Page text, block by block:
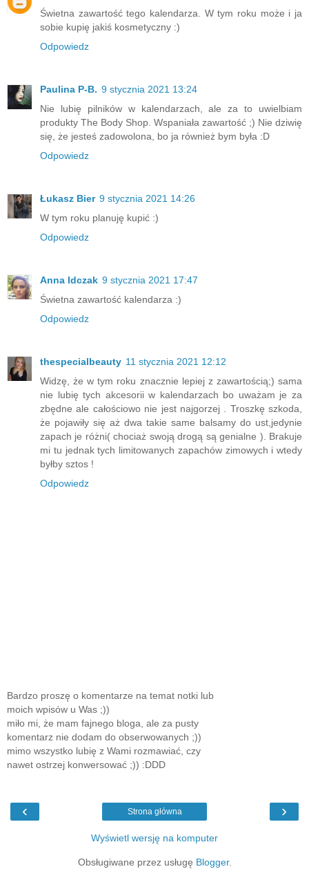
Świetna zawartość tego kalendarza. W tym roku może i ja
sobie kupię jakiś kosmetyczny :)
Odpowiedz
Paulina P-B. 9 stycznia 2021 13:24
Nie lubię pilników w kalendarzach, ale za to uwielbiam
produkty The Body Shop. Wspaniała zawartość ;) Nie dziwię
się, że jesteś zadowolona, bo ja również bym była :D
Odpowiedz
Łukasz Bier 9 stycznia 2021 14:26
W tym roku planuję kupić :)
Odpowiedz
Anna Idczak 9 stycznia 2021 17:47
Świetna zawartość kalendarza :)
Odpowiedz
thespecialbeauty 11 stycznia 2021 12:12
Widzę, że w tym roku znacznie lepiej z zawartością;) sama
nie lubię tych akcesorii w kalendarzach bo uważam je za
zbędne ale całościowo nie jest najgorzej . Troszkę szkoda,
że pojawiły się aż dwa takie same balsamy do ust,jedynie
zapach je różni( chociaż swoją drogą są genialne ). Brakuje
mi tu jednak tych limitowanych zapachów zimowych i wtedy
byłby sztos !
Odpowiedz
Bardzo proszę o komentarze na temat notki lub
moich wpisów u Was ;))
miło mi, że mam fajnego bloga, ale za pusty
komentarz nie dodam do obserwowanych ;))
mimo wszystko lubię z Wami rozmawiać, czy
nawet ostrzej konwersować ;)) :DDD
‹ ›
Strona główna
Wyświetl wersję na komputer
Obsługiwane przez usługę Blogger.